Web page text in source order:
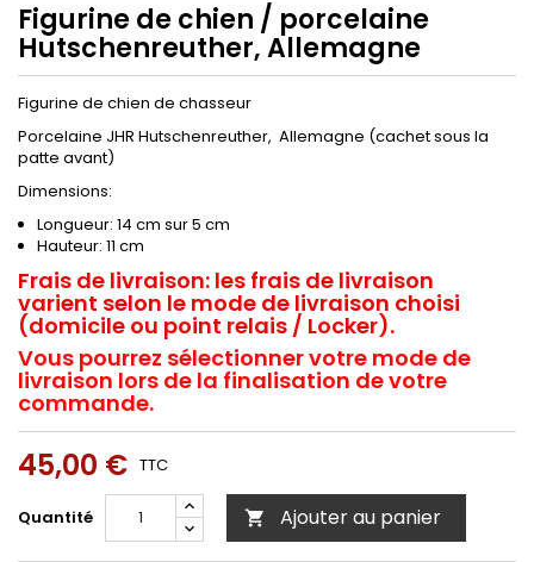
Figurine de chien / porcelaine
Hutschenreuther, Allemagne
Figurine de chien de chasseur
Porcelaine JHR Hutschenreuther, Allemagne (cachet sous la
patte avant)
Dimensions:
Longueur: 14 cm sur 5 cm
Hauteur: 11 cm
Frais de livraison: les frais de livraison
varient selon le mode de livraison choisi
(domicile ou point relais / Locker).
Vous pourrez sélectionner votre mode de
livraison lors de la finalisation de votre
commande.
45,00 € TTC
Quantité  Ajouter au panier